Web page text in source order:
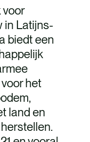
voor
in Latijns-
biedt een
het
land en